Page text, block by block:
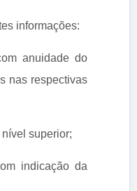
informações:
anuidade do
nas respectivas
superior;
indicação da